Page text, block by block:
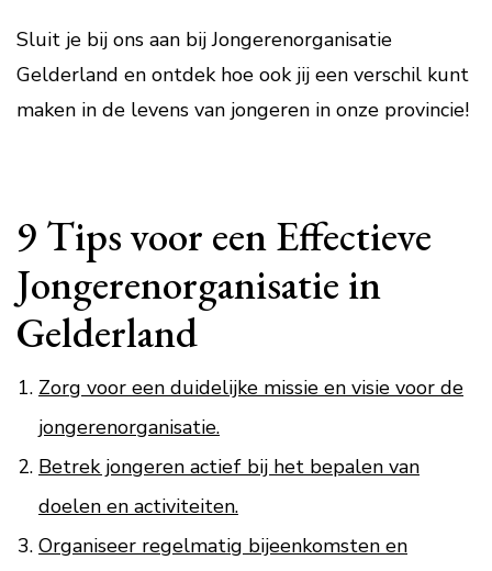
Sluit je bij ons aan bij Jongerenorganisatie
Gelderland en ontdek hoe ook jij een verschil kunt
maken in de levens van jongeren in onze provincie!
9 Tips voor een Effectieve
Jongerenorganisatie in
Gelderland
Zorg voor een duidelijke missie en visie voor de
jongerenorganisatie.
Betrek jongeren actief bij het bepalen van
doelen en activiteiten.
Organiseer regelmatig bijeenkomsten en